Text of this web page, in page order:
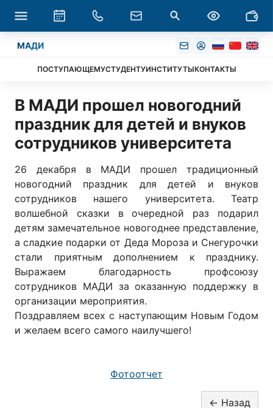
МАДИ
ПОСТУПАЮЩЕМУСТУДЕНТУИНСТИТУТЫКОНТАКТЫ
В МАДИ прошел новогодний
праздник для детей и внуков
сотрудников университета
26 декабря в МАДИ прошел традиционный
новогодний праздник для детей и внуков
сотрудников нашего университета. Театр
волшебной сказки в очередной раз подарил
детям замечательное новогоднее представление,
а сладкие подарки от Деда Мороза и Снегурочки
стали приятным дополнением к празднику.
Выражаем благодарность профсоюзу
сотрудников МАДИ за оказанную поддержку в
организации мероприятия.
Поздравляем всех с наступающим Новым Годом
и желаем всего самого наилучшего!
Фотоотчет